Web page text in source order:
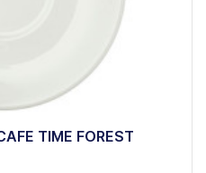
TIME FOREST